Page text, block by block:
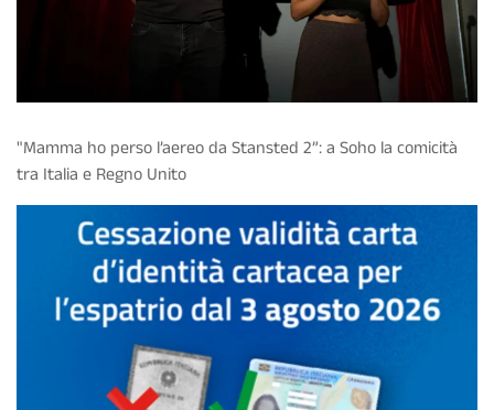
"Mamma ho perso l’aereo da Stansted 2”: a Soho la comicità
tra Italia e Regno Unito